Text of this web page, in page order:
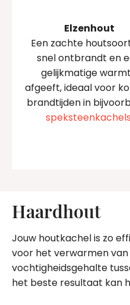
Elzenhout
Een zachte
snel ontbrandt en
gelijkmatige
afgeeft, ideaal voor
brandtijden in
speksteenkachels
Haardhout
Jouw houtkachel is zo
voor het verwarmen
vochtigheidsgehalte
het beste resultaat kan